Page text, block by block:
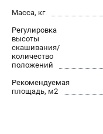
+7
Информация
проспект
Масса, кг
Регулировка
высоты
скашивания/
количество
положений
Рекомендуемая
площадь, м2